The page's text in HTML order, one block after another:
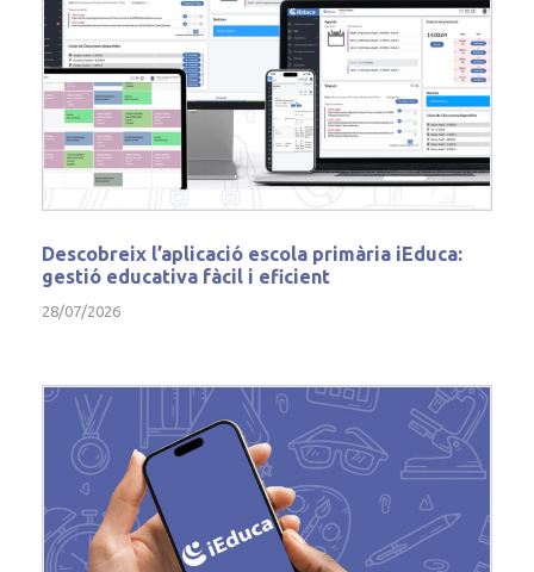
Descobreix l’aplicació escola primària iEduca:
gestió educativa fàcil i eficient
28/07/2026